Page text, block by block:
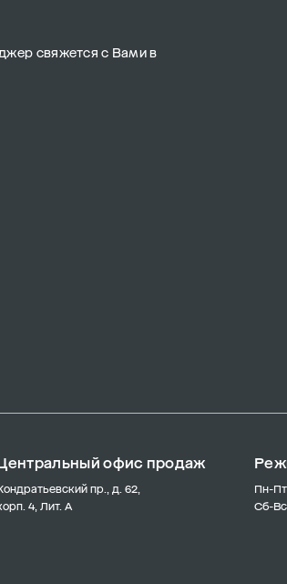
свяжется с Вами в
офис продаж
пр., д. 62,
4, Лит. А
Пн-
Сб-